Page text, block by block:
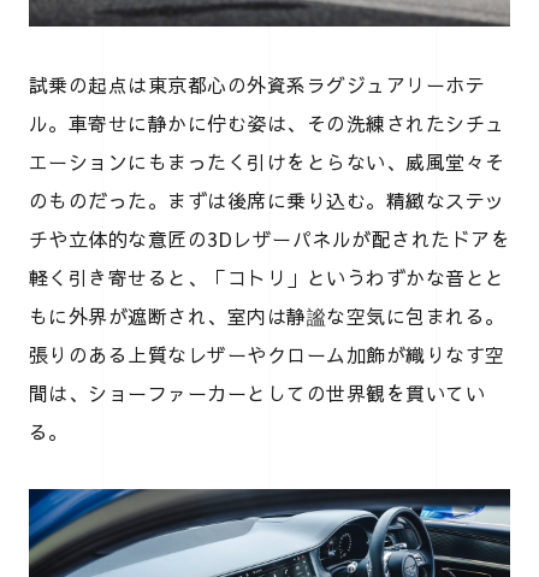
試乗の起点は東京都心の外資系ラグジュアリーホテ
ル。車寄せに静かに佇む姿は、その洗練されたシチュ
エーションにもまったく引けをとらない、威風堂々そ
のものだった。まずは後席に乗り込む。精緻なステッ
チや立体的な意匠の3Dレザーパネルが配されたドアを
軽く引き寄せると、「コトリ」というわずかな音とと
もに外界が遮断され、室内は静謐な空気に包まれる。
張りのある上質なレザーやクローム加飾が織りなす空
間は、ショーファーカーとしての世界観を貫いてい
る。